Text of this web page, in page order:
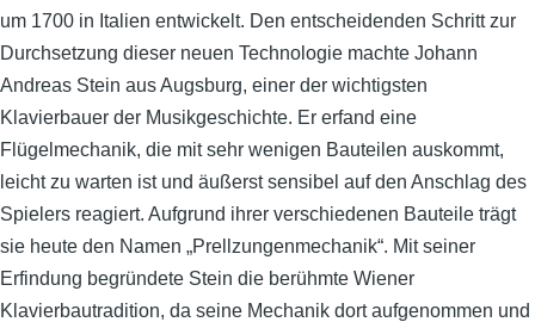
um 1700 in Italien entwickelt. Den entscheidenden Schritt zur
Durchsetzung dieser neuen Technologie machte Johann
Andreas Stein aus Augsburg, einer der wichtigsten
Klavierbauer der Musikgeschichte. Er erfand eine
Flügelmechanik, die mit sehr wenigen Bauteilen auskommt,
leicht zu warten ist und äußerst sensibel auf den Anschlag des
Spielers reagiert. Aufgrund ihrer verschiedenen Bauteile trägt
sie heute den Namen „Prellzungenmechanik“. Mit seiner
Erfindung begründete Stein die berühmte Wiener
Klavierbautradition, da seine Mechanik dort aufgenommen und